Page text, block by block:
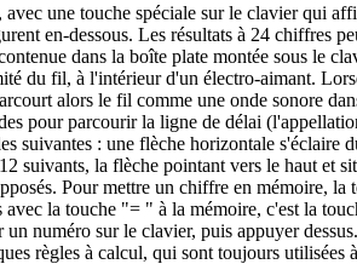
une touche spéciale sur le clavier qui
en-dessous. Les résultats à 24 chiffres
dans la boîte plate montée sous le
du fil, à l'intérieur d'un électro-aimant.
alors le fil comme une onde sonore
pour parcourir la ligne de délai
suivantes : une flèche horizontale s'éclaire
suivants, la flèche pointant vers le haut et
Pour mettre un chiffre en mémoire,
la touche "= " à la mémoire, c'est la
numéro sur le clavier, puis appuyer
règles à calcul, qui sont toujours utilisées